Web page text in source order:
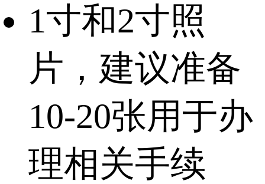
1寸和2寸照
片，建议准备
10-20张用于办
理相关手续